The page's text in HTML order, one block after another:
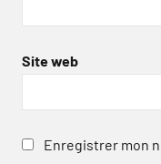
Site web
Enregistrer mon